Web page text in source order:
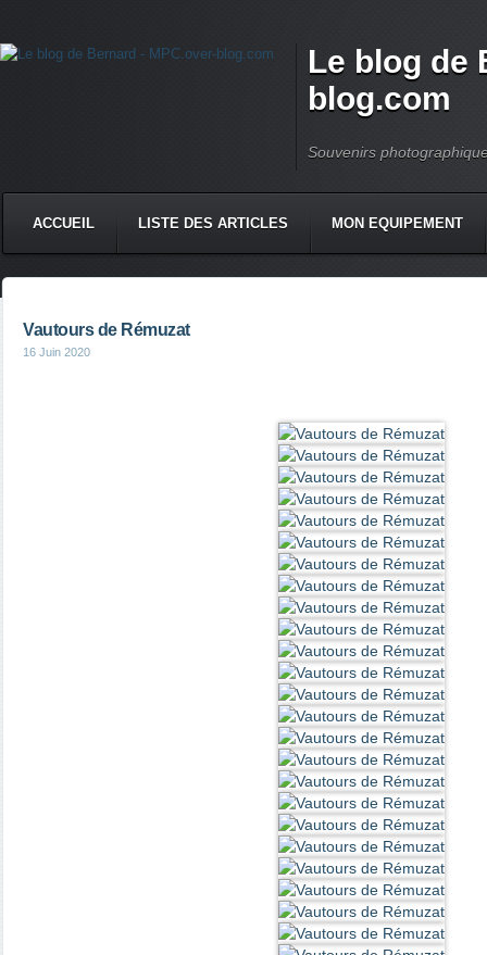
Le blog de
blog.com
Souvenirs
ACCUEIL LISTE DES ARTICLES MON EQUIPEMENT
Vautours de Rémuzat
16 Juin 2020